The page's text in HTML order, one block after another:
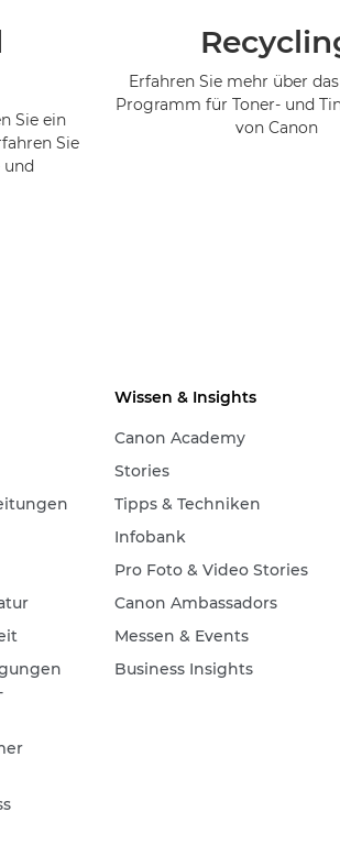
Sie ein
Sie
und
Erfahren Sie mehr über
Programm für Toner- und
von Canon
Wissen & Insights
Canon Academy
Stories
Tipps & Techniken
Infobank
Pro Foto & Video Stories
Canon Ambassadors
Messen & Events
Business Insights